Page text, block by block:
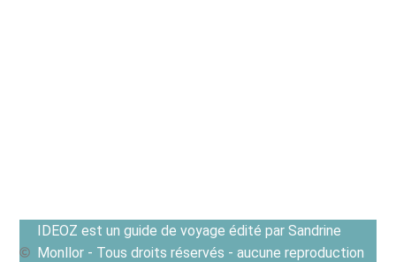
IDEOZ est un guide de voyage édité par Sandrine
Monllor - Tous droits réservés - aucune reproduction